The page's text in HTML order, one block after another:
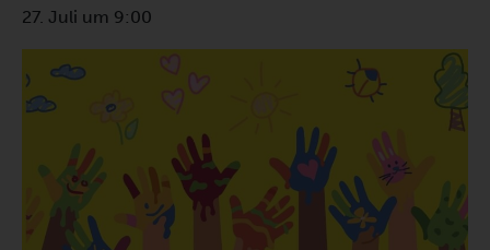
27. Juli um 9:00